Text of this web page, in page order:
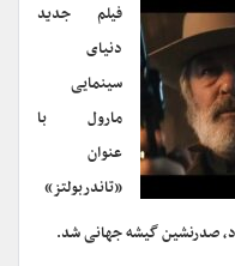
فیلم جدید
دنیای
سینمایی
مارول با
عنوان
«تاندربولتز»